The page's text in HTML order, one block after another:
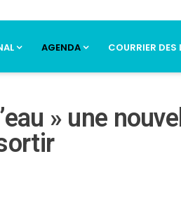
AGENDA COURRIER DES
» une